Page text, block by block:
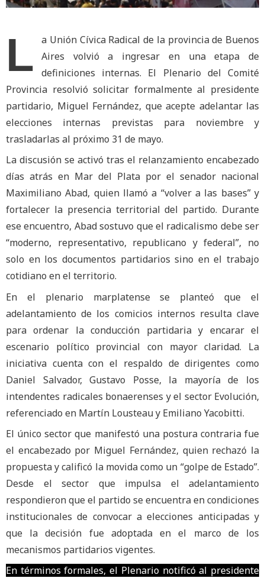
L
a Unión Cívica Radical de la provincia de Buenos
Aires volvió a ingresar en una etapa de
definiciones internas. El Plenario del Comité
Provincia resolvió solicitar formalmente al presidente
partidario, Miguel Fernández, que acepte adelantar las
elecciones internas previstas para noviembre y
trasladarlas al próximo 31 de mayo.
La discusión se activó tras el relanzamiento encabezado
días atrás en Mar del Plata por el senador nacional
Maximiliano Abad, quien llamó a “volver a las bases” y
fortalecer la presencia territorial del partido. Durante
ese encuentro, Abad sostuvo que el radicalismo debe ser
“moderno, representativo, republicano y federal”, no
solo en los documentos partidarios sino en el trabajo
cotidiano en el territorio.
En el plenario marplatense se planteó que el
adelantamiento de los comicios internos resulta clave
para ordenar la conducción partidaria y encarar el
escenario político provincial con mayor claridad. La
iniciativa cuenta con el respaldo de dirigentes como
Daniel Salvador, Gustavo Posse, la mayoría de los
intendentes radicales bonaerenses y el sector Evolución,
referenciado en Martín Lousteau y Emiliano Yacobitti.
El único sector que manifestó una postura contraria fue
el encabezado por Miguel Fernández, quien rechazó la
propuesta y calificó la movida como un “golpe de Estado”.
Desde el sector que impulsa el adelantamiento
respondieron que el partido se encuentra en condiciones
institucionales de convocar a elecciones anticipadas y
que la decisión fue adoptada en el marco de los
mecanismos partidarios vigentes.
En términos formales, el Plenario notificó al presidente